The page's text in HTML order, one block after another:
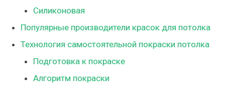
Силиконовая
Популярные производители красок для потолка
Технология самостоятельной покраски потолка
Подготовка к покраске
Алгоритм покраски